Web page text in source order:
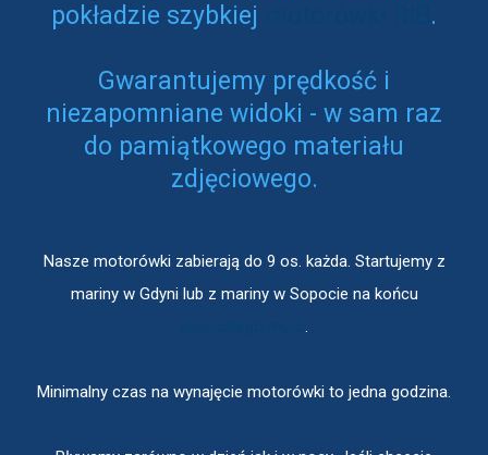
pokładzie szybkiej
.
Gwarantujemy prędkość i
niezapomniane widoki - w sam raz
do pamiątkowego materiału
zdjęciowego.
Nasze motorówki zabierają do 9 os. każda. Startujemy z
mariny w Gdyni lub z mariny w Sopocie na końcu
.
Minimalny czas na wynajęcie motorówki to jedna godzina.